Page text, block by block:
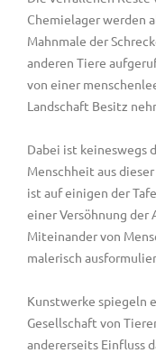
Chemielager werden
Mahnmale der
anderen Tiere
von einer
Landschaft Besitz
Dabei ist keineswegs
Menschheit aus
ist auf einigen der
einer Versöhnung
Miteinander von
malerisch
Kunstwerke spiegeln
Gesellschaft von
andererseits Einfluss